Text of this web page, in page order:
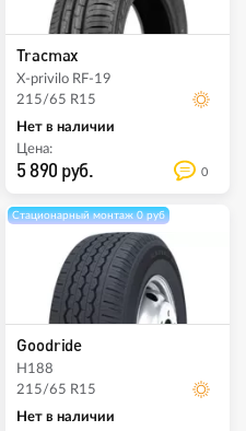
Tracmax
X-privilo RF-19
215/65 R15
Нет в наличии
Цена:
5 890 руб. 0
Стационарный монтаж 0 руб
Goodride
H188
215/65 R15
Нет в наличии